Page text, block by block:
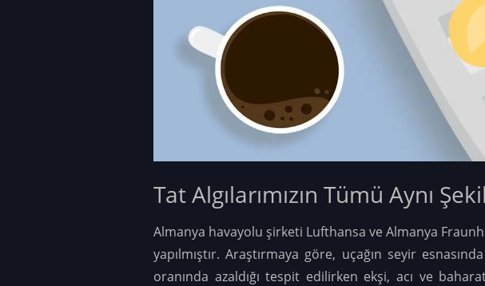
Tat Algılarımızın Tümü Aynı
Almanya havayolu şirketi Lufthansa ve Almanya
yapılmıştır. Araştırmaya göre, uçağın seyir
oranında azaldığı tespit edilirken ekşi, acı ve